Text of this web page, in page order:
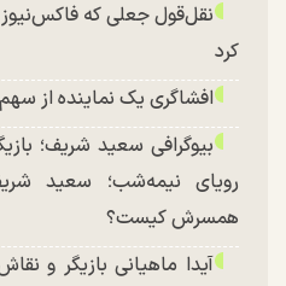
نقل‌قول جعلی که
کرد
افشاگری یک نماینده از
بیوگرافی سعید شریف؛
رویای نیمه‌شب؛ سعید
همسرش کیست؟
آیدا ماهیانی بازیگر و